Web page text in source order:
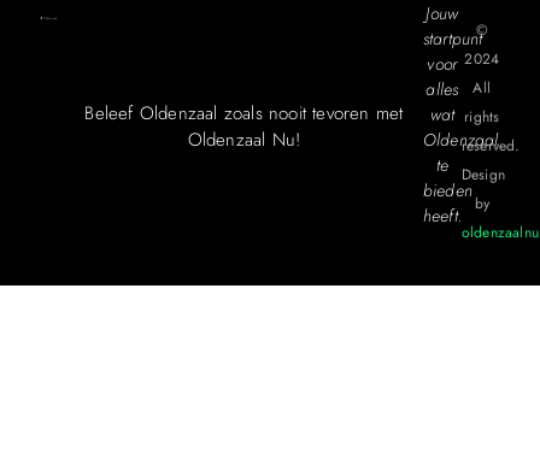
Beleef Oldenzaal zoals nooit tevoren met
Oldenzaal Nu!
Jouw
startpunt
voor
alles
wat
Oldenzaal
te
bieden
heeft.
©
2024
All
rights
reserved.
Design
by